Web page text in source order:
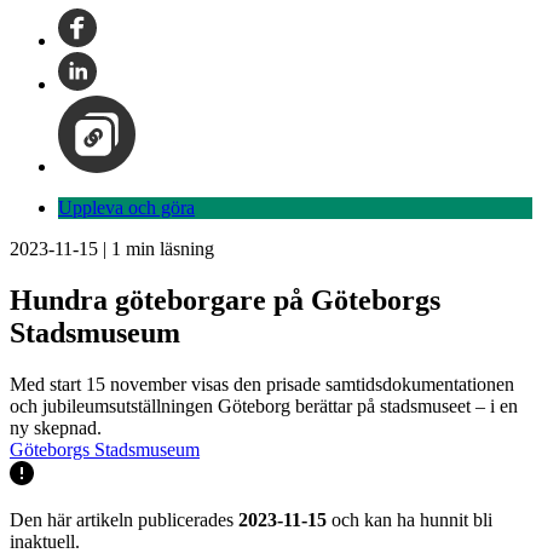
Uppleva och göra
2023-11-15 | 1 min läsning
Hundra göteborgare på Göteborgs
Stadsmuseum
Med start 15 november visas den prisade samtidsdokumentationen
och jubileumsutställningen Göteborg berättar på stadsmuseet – i en
ny skepnad.
Göteborgs Stadsmuseum
Den här artikeln publicerades 2023-11-15 och kan ha hunnit bli
inaktuell.